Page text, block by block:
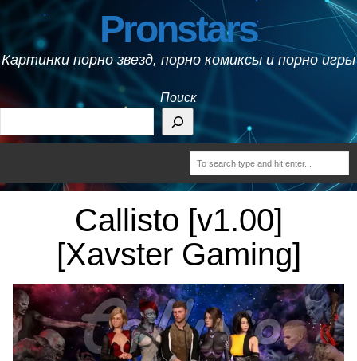
Pronstars
Картинки порно звезд, порно комиксы и порно игры
Поиск
Callisto [v1.00]
[Xavster Gaming]